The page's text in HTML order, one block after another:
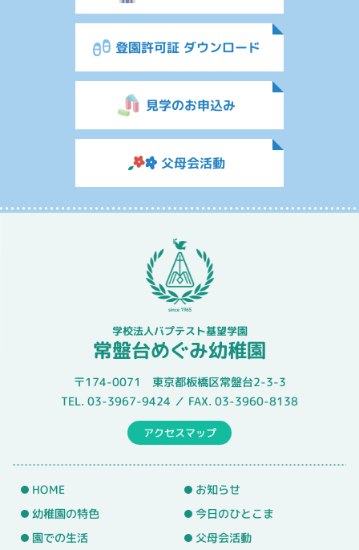
登園許可証 ダウンロード
見学のお申込み
父母会活動
学校法人バプテスト基望学園
常盤台めぐみ幼稚園
〒174-0071 東京都板橋区常盤台2-3-3
TEL. 03-3967-9424 ／ FAX. 03-3960-8138
アクセスマップ
HOME
幼稚園の特色
園での生活
お知らせ
今日のひとこま
父母会活動